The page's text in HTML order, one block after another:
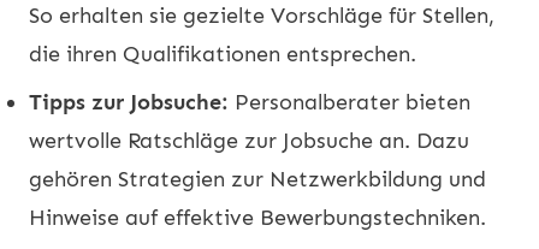
So erhalten sie gezielte Vorschläge für Stellen,
die ihren Qualifikationen entsprechen.
Tipps zur Jobsuche: Personalberater bieten
wertvolle Ratschläge zur Jobsuche an. Dazu
gehören Strategien zur Netzwerkbildung und
Hinweise auf effektive Bewerbungstechniken.